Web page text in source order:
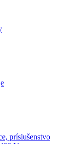
príslušenstvo